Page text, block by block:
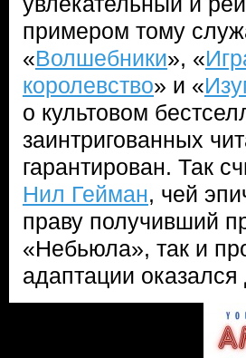
примером тому
«Волшебники», «
королевство» и «
о культовом
заинтригованных
гарантирован. Так
Нил Гейман, чей
праву получивший
«Небьюла», так и
адаптации